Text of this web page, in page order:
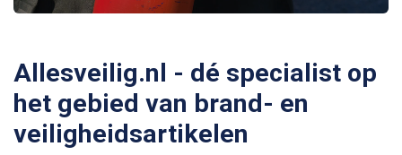
Allesveilig.nl - dé specialist op
het gebied van brand- en
veiligheidsartikelen